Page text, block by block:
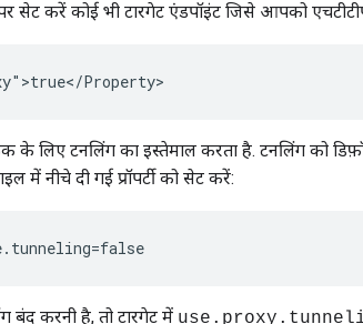
सेट करें कोई भी टारगेट एंडपॉइंट जिसे आपको
Property>
के लिए टनलिंग का इस्तेमाल करता है. टनलिंग को
में नीचे दी गई प्रॉपर्टी को सेट करें:
बंद करनी है, तो टारगेट में